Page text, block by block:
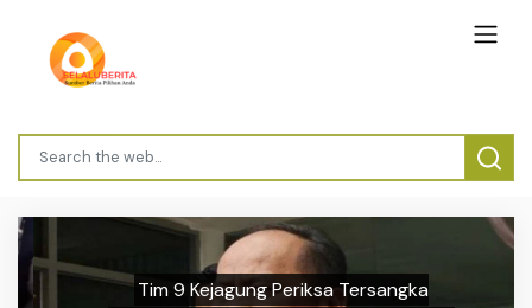
Tim 9 Kejagung Periksa Tersangka